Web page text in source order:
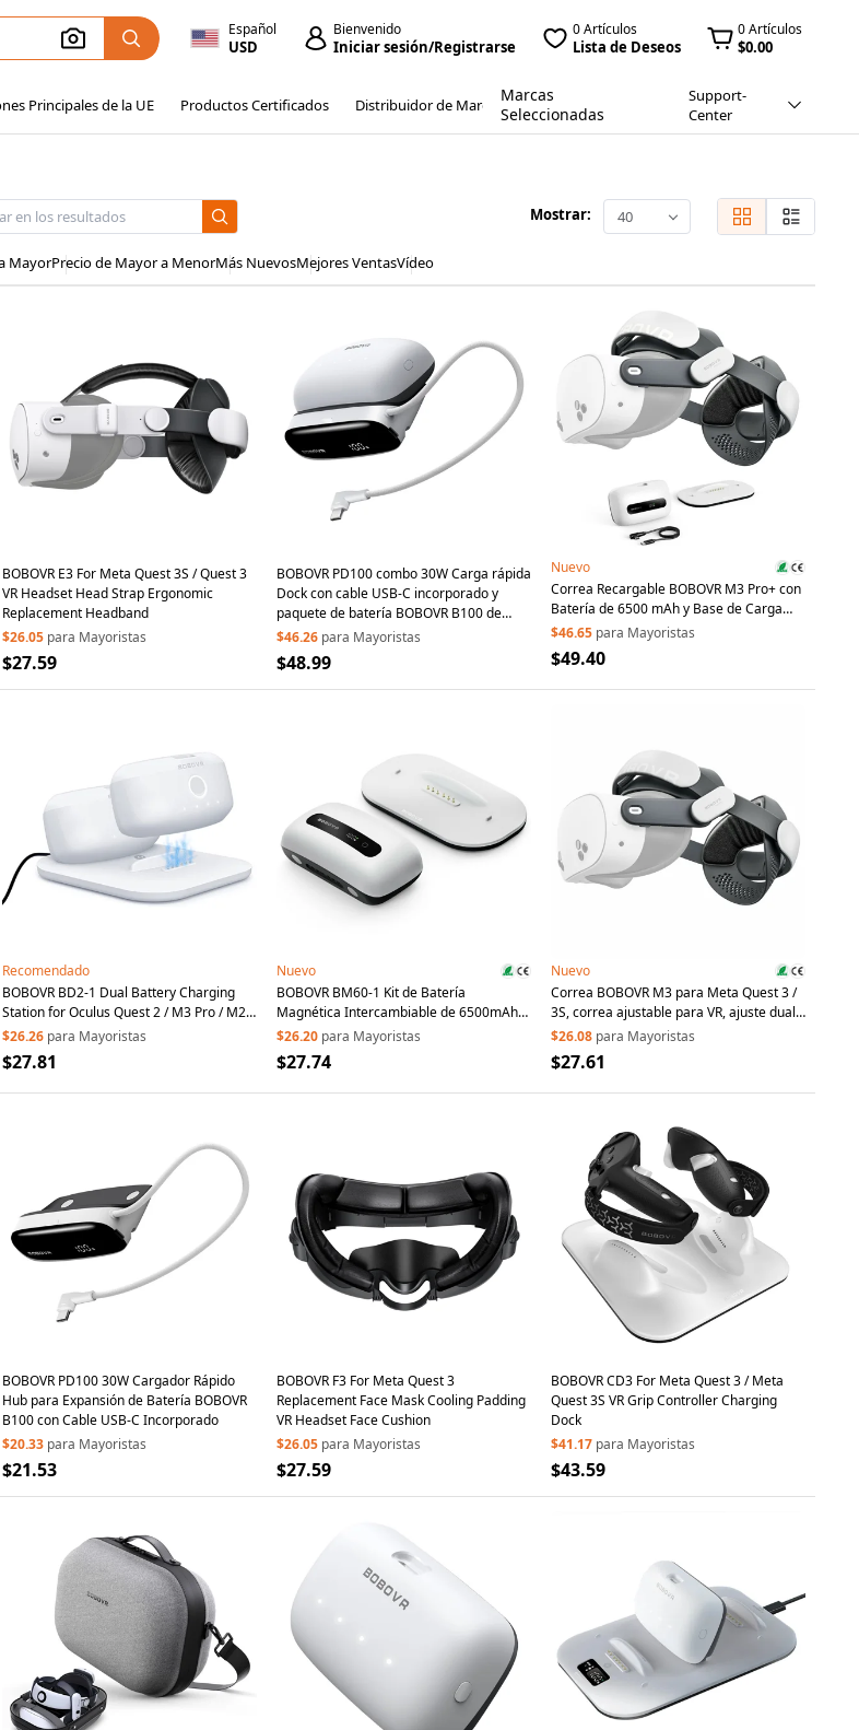
Español
USD
Bienvenido
Iniciar sesión/Registrarse
0 Artículos
Lista de Deseos
0 Artículos
$0.00
Principales de la UE Productos Certificados Distribuidor de Marca
Marcas
Seleccionadas
Support-
Center
Mostrar: 40
MayorPrecio de Mayor a MenorMás NuevosMejores VentasVídeo
BOBOVR E3 For Meta Quest 3S / Quest 3
VR Headset Head Strap Ergonomic
Replacement Headband
$26.05 para Mayoristas
$27.59
BOBOVR PD100 combo 30W Carga rápida
Dock con cable USB-C incorporado y
paquete de batería BOBOVR B100 de
10000mAh
$46.26 para Mayoristas
$48.99
Nuevo
Correa Recargable BOBOVR M3 Pro+ con
Batería de 6500 mAh y Base de Carga
para Meta Quest 3 / 3S - Blanco
$46.65 para Mayoristas
$49.40
Recomendado
BOBOVR BD2-1 Dual Battery Charging
Station for Oculus Quest 2 / M3 Pro / M2
Pro+ B2 Battery Charger with 1 Battery
$26.26 para Mayoristas
$27.81
Nuevo
BOBOVR BM60-1 Kit de Batería
Magnética Intercambiable de 6500mAh
con Base de Carga para BOBOVR M3
Pro+ / M3 - Blanco
$26.20 para Mayoristas
$27.74
Nuevo
Correa BOBOVR M3 para Meta Quest 3 /
3S, correa ajustable para VR, ajuste dual
modo
$26.08 para Mayoristas
$27.61
BOBOVR PD100 30W Cargador Rápido
Hub para Expansión de Batería BOBOVR
B100 con Cable USB-C Incorporado
$20.33 para Mayoristas
$21.53
BOBOVR F3 For Meta Quest 3
Replacement Face Mask Cooling Padding
VR Headset Face Cushion
$26.05 para Mayoristas
$27.59
BOBOVR CD3 For Meta Quest 3 / Meta
Quest 3S VR Grip Controller Charging
Dock
$41.17 para Mayoristas
$43.59